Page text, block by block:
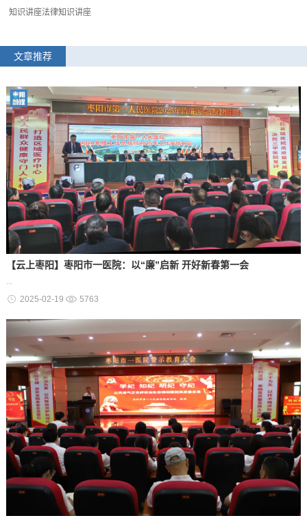
知识讲座法律知识讲座
文章推荐
【云上枣阳】枣阳市一医院：以“廉”启新 开好新春第一会
...
2025-02-19 5763